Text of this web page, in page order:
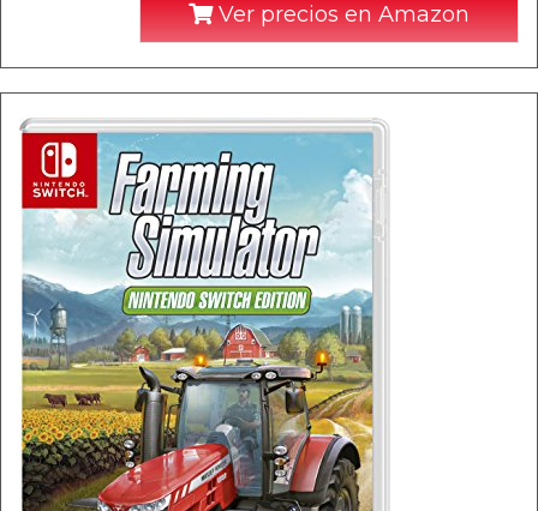
Ver precios en Amazon